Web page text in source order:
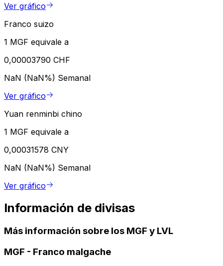
Ver gráfico
Franco suizo
1 MGF equivale a
0,00003790 CHF
NaN (NaN%) Semanal
Ver gráfico
Yuan renminbi chino
1 MGF equivale a
0,00031578 CNY
NaN (NaN%) Semanal
Ver gráfico
Información de divisas
Más información sobre los MGF y LVL
MGF - Franco malgache